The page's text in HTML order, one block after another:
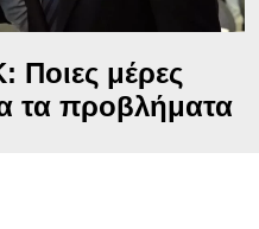
μέρες
τα προβλήματα